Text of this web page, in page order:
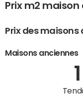
Prix m2 maison
Prix des maisons
Maisons anciennes